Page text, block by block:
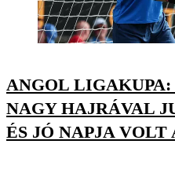
ANGOL
NAGY HAJRÁVAL
ÉS JÓ NAPJA